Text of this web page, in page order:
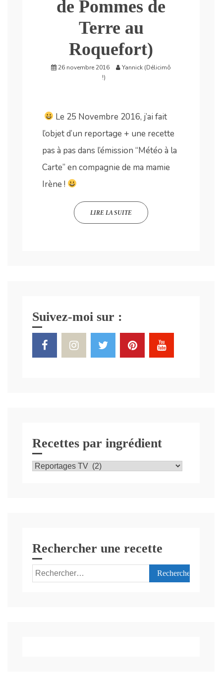
de Pommes de
Terre au
Roquefort)
26 novembre 2016
Yannick (Délicimô
!)
Le 25 Novembre 2016, j’ai fait
l’objet d’un reportage + une recette
pas à pas dans l’émission “Météo à la
Carte” en compagnie de ma mamie
Irène !
LIRE LA SUITE
Suivez-moi sur :
Recettes par ingrédient
Recettes
Rechercher une recette
Rechercher :